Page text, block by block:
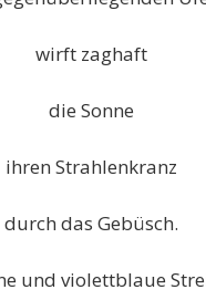
wirft zaghaft
die Sonne
ihren Strahlenkranz
durch das Gebüsch.
und violettblaue